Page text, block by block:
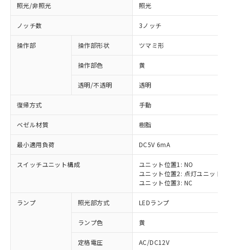
照光/非照光 照光
ノッチ数 3ノッチ
操作部 操作部形状 ツマミ形
操作部色 黄
透明/不透明 透明
復帰方式 手動
ベゼル材質 樹脂
最小適用負荷 DC5V 6mA
スイッチユニット構成
ユニット位置1: NO
ユニット位置2: 点灯ユニット
ユニット位置3: NC
ランプ 照光部方式 LEDランプ
ランプ色 黄
定格電圧 AC/DC12V